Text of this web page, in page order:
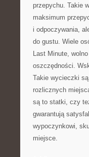
przepychu. Takie
maksimum
i odpoczywania,
do gustu. Wiele
Last Minute,
oszczędności.
Takie wycieczki
rozlicznych
są to statki, czy
gwarantują
wypoczynkowi,
miejsce.